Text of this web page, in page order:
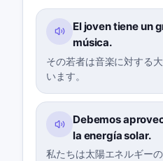
El joven tiene un
música.
その若者は音楽に対する
います。
Debemos
la energía solar.
私たちは太陽エネルギー